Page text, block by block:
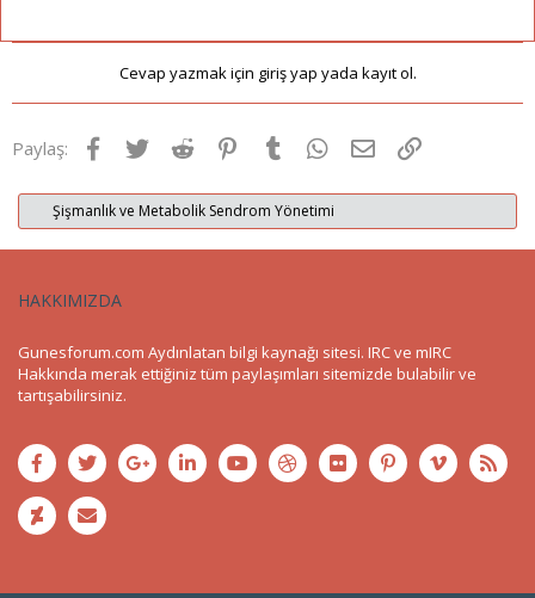
Cevap yazmak için giriş yap yada kayıt ol.
Paylaş: Facebook
TwitterReddit Pinterest
Tumblr WhatsApp
E-postaLink
Şişmanlık ve Metabolik Sendrom Yönetimi
HAKKIMIZDA
Gunesforum.com Aydınlatan bilgi kaynağı sitesi. IRC ve mIRC
Hakkında merak ettiğiniz tüm paylaşımları sitemizde bulabilir ve
tartışabilirsiniz.